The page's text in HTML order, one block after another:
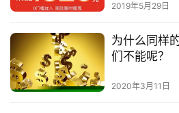
2019年5月29日
为什么同样
们不能呢？
2020年3月11日